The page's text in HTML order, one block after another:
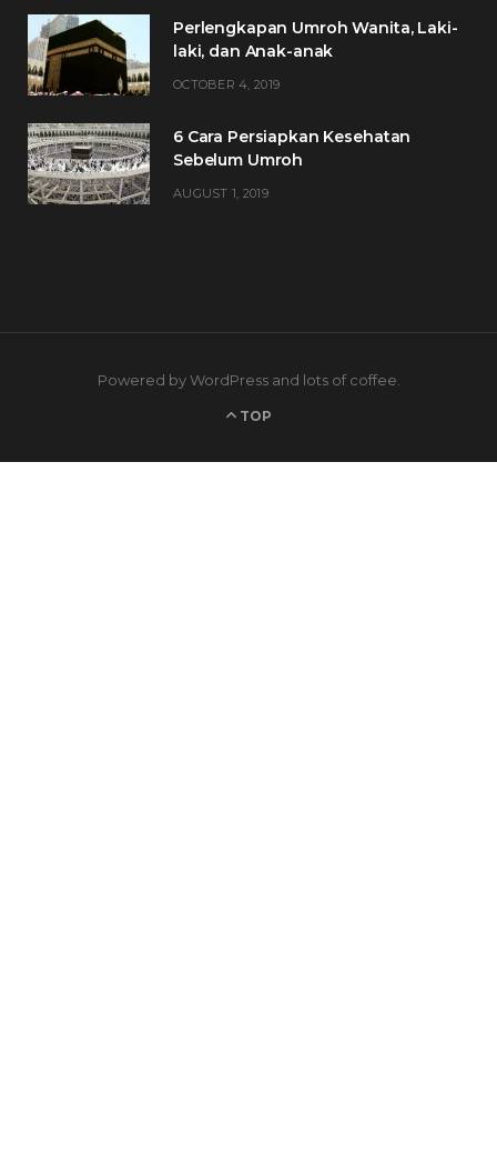
Perlengkapan Umroh Wanita, Laki-
laki, dan Anak-anak
OCTOBER 4, 2019
6 Cara Persiapkan Kesehatan
Sebelum Umroh
AUGUST 1, 2019
Powered by WordPress and lots of coffee.
TOP